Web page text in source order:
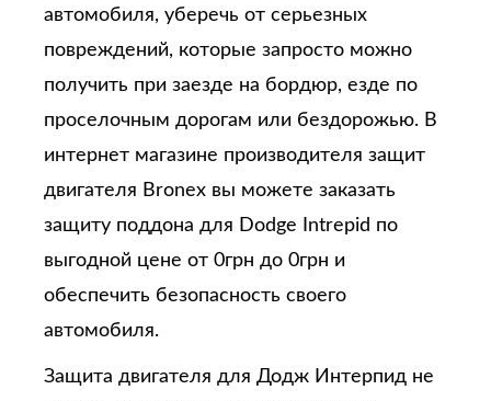
автомобиля, уберечь от серьезных
повреждений, которые запросто можно
получить при заезде на бордюр, езде по
проселочным дорогам или бездорожью. В
интернет магазине производителя защит
двигателя Bronex вы можете заказать
защиту поддона для Dodge Intrepid по
выгодной цене от 0грн до 0грн и
обеспечить безопасность своего
автомобиля.
Защита двигателя для Додж Интерпид не